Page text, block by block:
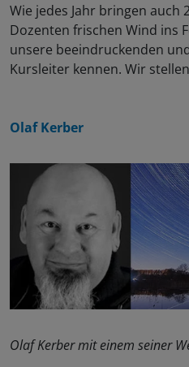
Wie jedes Jahr bringen auch
Dozenten frischen Wind ins
unsere beeindruckenden
Kursleiter kennen. Wir
Olaf Kerber
Olaf Kerber mit einem seiner